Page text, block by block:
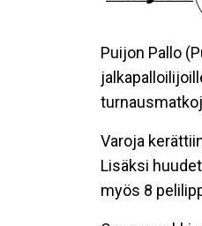
Puijon Pallo
Varoja
Lisäksi
myös 8